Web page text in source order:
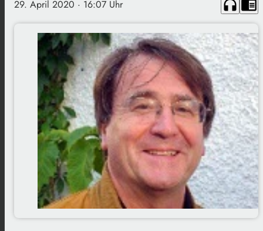
29. April 2020 · 16:07 Uhr headphones chrome_reader_mode